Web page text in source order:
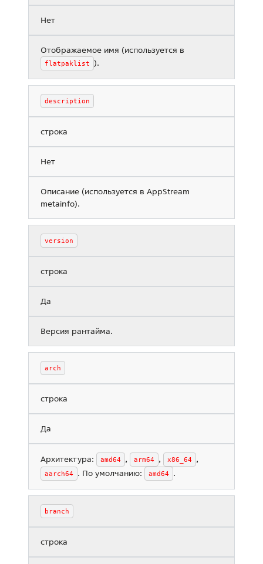
Нет
Отображаемое имя (используется в
flatpaklist ).
description
строка
Нет
Описание (используется в AppStream
metainfo).
version
строка
Да
Версия рантайма.
arch
строка
Да
Архитектура: amd64 , arm64 , x86_64 ,
aarch64 . По умолчанию: amd64 .
branch
строка